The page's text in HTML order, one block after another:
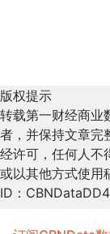
版权提示
转载第一财经商业
者，并保持文章完
经许可，任何人不
或以其他方式使
ID：CBNDataDD4